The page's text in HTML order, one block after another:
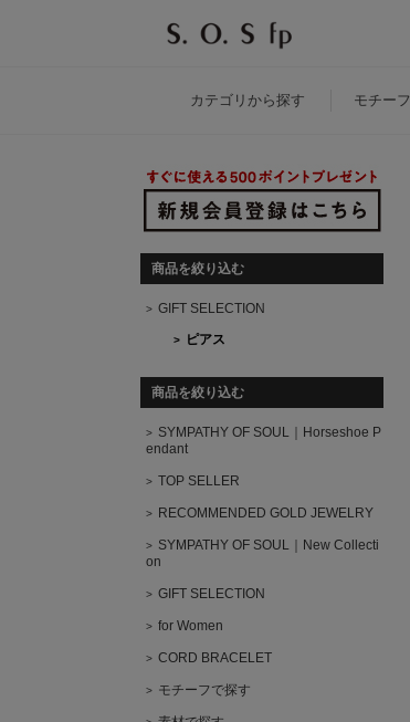
カテゴリ から探す モチーフ
商品を絞り込む
GIFT SELECTION
ピアス
商品を絞り込む
SYMPATHY OF SOUL｜Horseshoe P
endant
TOP SELLER
RECOMMENDED GOLD JEWELRY
SYMPATHY OF SOUL｜New Collecti
on
GIFT SELECTION
for Women
CORD BRACELET
モチーフで探す